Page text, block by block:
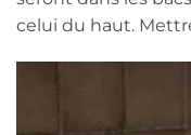
celui du haut.